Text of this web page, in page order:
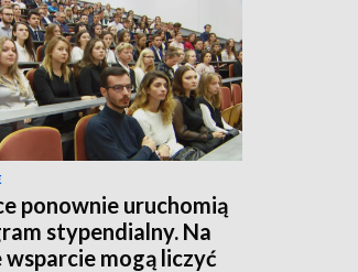
ponownie uruchomią
stypendialny. Na
wsparcie mogą liczyć